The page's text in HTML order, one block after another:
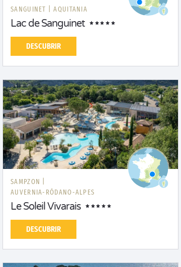
SANGUINET | AQUITANIA
Lac de Sanguinet
DESCUBRIR
SAMPZON |
AUVERNIA-RÓDANO-ALPES
Le Soleil Vivarais
DESCUBRIR